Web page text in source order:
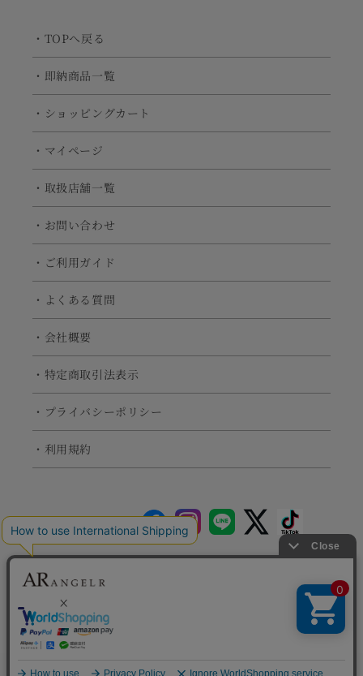
・TOPへ戻る
・即納商品一覧
・ショッピングカート
・マイページ
・取扱店舗一覧
・お問い合わせ
・ご利用ガイド
・よくある質問
・会社概要
・特定商取引法表示
・プライバシーポリシー
・利用規約
Angel R